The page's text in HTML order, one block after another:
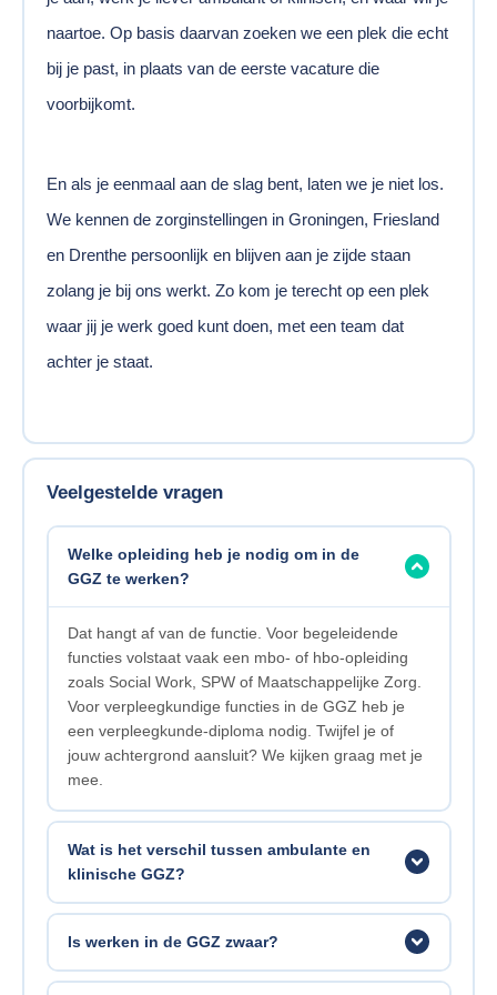
naartoe. Op basis daarvan zoeken we een plek die echt
bij je past, in plaats van de eerste vacature die
voorbijkomt.
En als je eenmaal aan de slag bent, laten we je niet los.
We kennen de zorginstellingen in Groningen, Friesland
en Drenthe persoonlijk en blijven aan je zijde staan
zolang je bij ons werkt. Zo kom je terecht op een plek
waar jij je werk goed kunt doen, met een team dat
achter je staat.
Veelgestelde vragen
Welke opleiding heb je nodig om in de
GGZ te werken?
Dat hangt af van de functie. Voor begeleidende
functies volstaat vaak een mbo- of hbo-opleiding
zoals Social Work, SPW of Maatschappelijke Zorg.
Voor verpleegkundige functies in de GGZ heb je
een verpleegkunde-diploma nodig. Twijfel je of
jouw achtergrond aansluit? We kijken graag met je
mee.
Wat is het verschil tussen ambulante en
klinische GGZ?
eigen omgeving, thuis of vanuit een polikliniek. Bij
klinische GGZ werk je op een afdeling of woonvorm
Is werken in de GGZ zwaar?